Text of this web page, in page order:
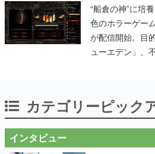
“船倉の神”に培
色のホラーゲー
が配信開始。目
ューエデン」、
人間を増やし、
カテゴリーピック
インタビュー